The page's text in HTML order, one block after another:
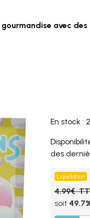
avec des
En stock : 2
des
Liquidation
4.99€
soit